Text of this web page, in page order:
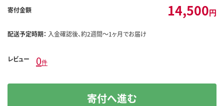
寄付金額 14,500円
配送予定時期： 入金確認後、約2週間～1ヶ月でお届け
レビュー 0件
寄付へ進む